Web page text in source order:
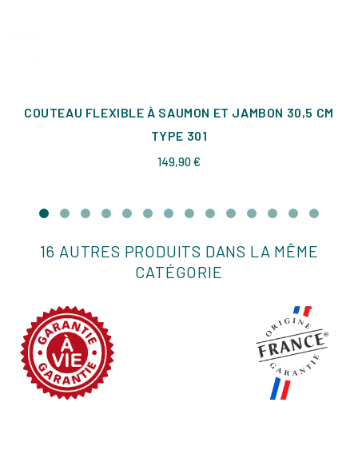
COUTEAU FLEXIBLE À SAUMON ET JAMBON 30,5 CM
TYPE 301
149,90 €
16 AUTRES PRODUITS DANS LA MÊME
CATÉGORIE